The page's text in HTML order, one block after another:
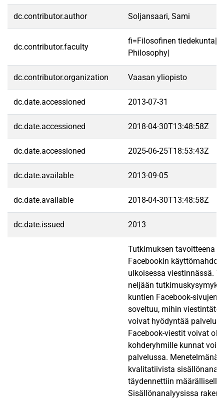
dc.contributor.author Soljansaari, Sami
dc.contributor.faculty
fi=Filosofinen
Philosophy|
dc.contributor.organization Vaasan yliopisto
dc.date.accessioned 2013-07-31
dc.date.accessioned 2018-04-30T13:48:58Z
dc.date.accessioned 2025-06-25T18:53:43Z
dc.date.available 2013-09-05
dc.date.available 2018-04-30T13:48:58Z
dc.date.issued 2013
Tutkimuksen tavoitteena
Facebookin
ulkoisessa viestinnässä.
neljään
kuntien Facebook-sivujen
soveltuu, mihin
voivat hyödyntää
Facebook-viestit voivat
kohderyhmille kunnat
palvelussa. Menetelmänä
kvalitatiivista
täydennettiin määrällisellä
Sisällönanalyysissa